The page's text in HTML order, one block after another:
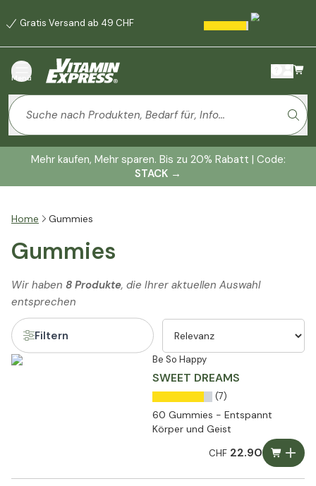
Gratis Versand ab 49 CHF
Menü
Mehr kaufen, Mehr sparen. Bis zu 20% Rabatt | Code:
STACK →
Home Gummies
Gummies
Wir haben 8 Produkte, die Ihrer aktuellen Auswahl
entsprechen
Filtern
Be So Happy
SWEET DREAMS
(7)
60 Gummies - Entspannt
Körper und Geist
CHF22.90